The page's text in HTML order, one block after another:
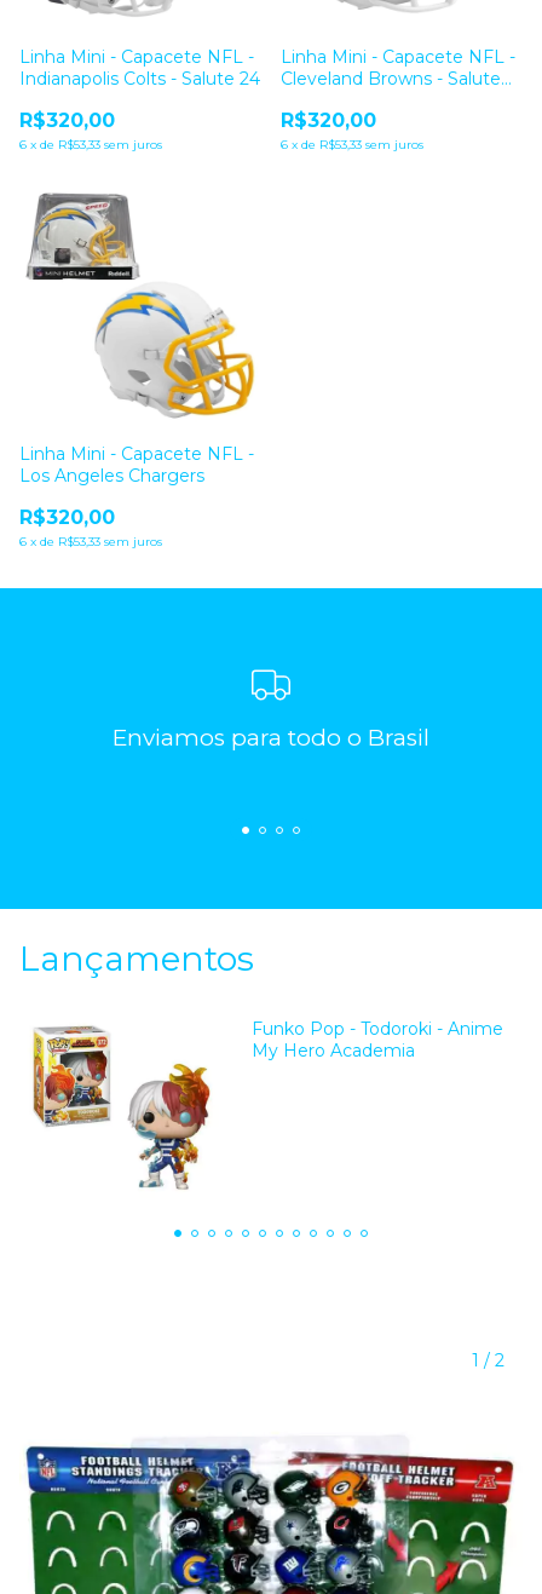
Linha Mini - Capacete NFL -
Indianapolis Colts - Salute 24
R$320,00
6 x de R$53,33 sem juros
Linha Mini - Capacete NFL -
Cleveland Browns - Salute
R$320,00
6 x de R$53,33 sem juros
Linha Mini - Capacete NFL -
Los Angeles Chargers
R$320,00
6 x de R$53,33 sem juros
Enviamos para todo o Brasil
Lançamentos
Funko Pop - Todoroki - Anime
My Hero Academia
1 / 2